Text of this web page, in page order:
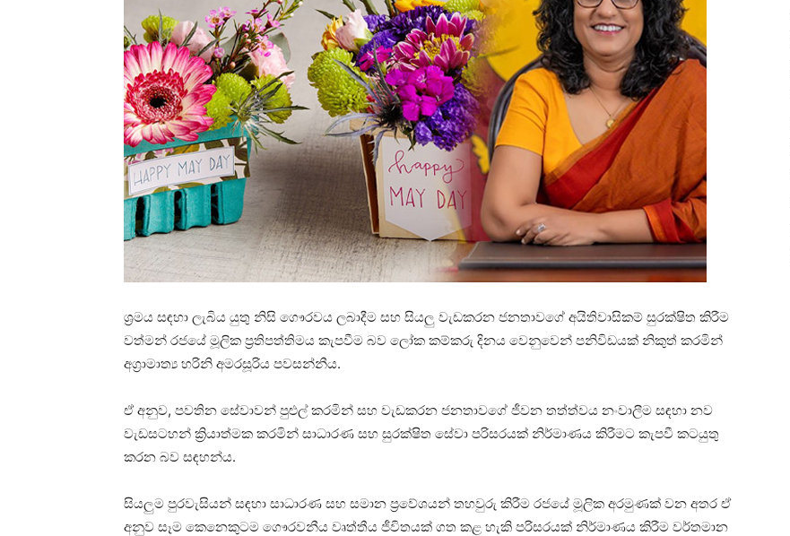
ශ්‍රමය සඳහා ලැබිය යුතු නිසි ගෞරවය ලබාදීම සහ සියලු වැඩකරන ජනතාවගේ අයිතිවාසිකම් සුරක්ෂිත කිරීම
වත්මන් රජයේ මූලික ප්‍රතිපත්තිමය කැපවීම බව ලෝක කම්කරු දිනය වෙනුවෙන් පනිවිඩයක් නිකුත් කරමින්
අග්‍රාමාත්‍ය හරිනි අමරසූරිය පවසන්නීය.
ඒ අනුව, පවතින සේවාවන් පුළුල් කරමින් සහ වැඩකරන ජනතාවගේ ජීවන තත්ත්වය නංවාලීම සඳහා නව
වැඩසටහන් ක්‍රියාත්මක කරමින් සාධාරණ සහ සුරක්ෂිත සේවා පරිසරයක් නිර්මාණය කිරීමට කැපවී කටයුතු
කරන බව සඳහන්ය.
සියලුම පුරවැසියන් සඳහා සාධාරණ සහ සමාන ප්‍රවේශයන් තහවුරු කිරීම රජයේ මූලික අරමුණක් වන අතර ඒ
අනුව සෑම කෙනෙකුටම ගෞරවනීය වෘත්තීය ජීවිතයක් ගත කළ හැකි පරිසරයක් නිර්මාණය කිරීම වර්තමාන